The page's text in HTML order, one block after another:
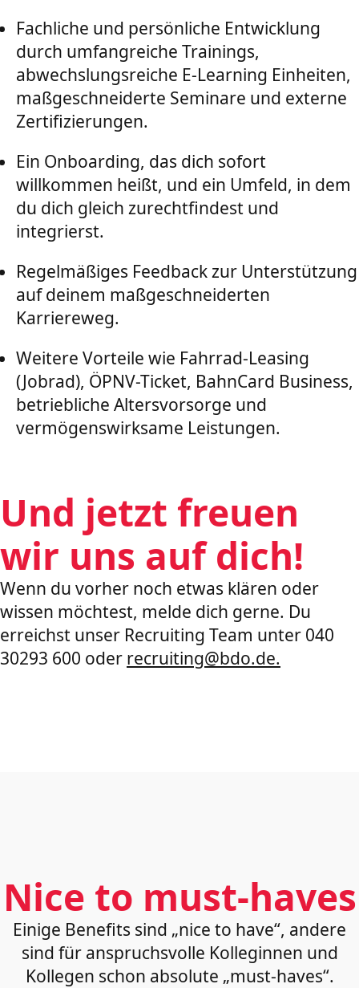
Fachliche und persönliche Entwicklung
durch umfangreiche Trainings,
abwechslungsreiche E-Learning Einheiten,
maßgeschneiderte Seminare und externe
Zertifizierungen.
Ein Onboarding, das dich sofort
willkommen heißt, und ein Umfeld, in dem
du dich gleich zurechtfindest und
integrierst.
Regelmäßiges Feedback zur Unterstützung
auf deinem maßgeschneiderten
Karriereweg.
Weitere Vorteile wie Fahrrad-Leasing
(Jobrad), ÖPNV-Ticket, BahnCard Business,
betriebliche Altersvorsorge und
vermögenswirksame Leistungen.
Und jetzt freuen
wir uns auf dich!
Wenn du vorher noch etwas klären oder
wissen möchtest, melde dich gerne. Du
erreichst unser Recruiting Team unter 040
30293 600 oder recruiting@bdo.de.
Nice to must-haves
Einige Benefits sind „nice to have“, andere
sind für anspruchsvolle Kolleginnen und
Kollegen schon absolute „must-haves“.